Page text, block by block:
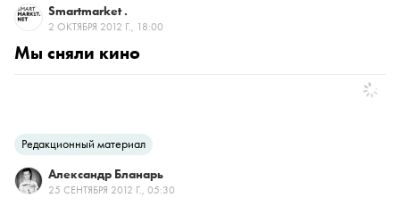
Smartmarket .
2 ОКТЯБРЯ 2012 Г., 18:00
Мы сняли кино
Редакционный материал
Александр Бланарь
25 СЕНТЯБРЯ 2012 Г., 05:30